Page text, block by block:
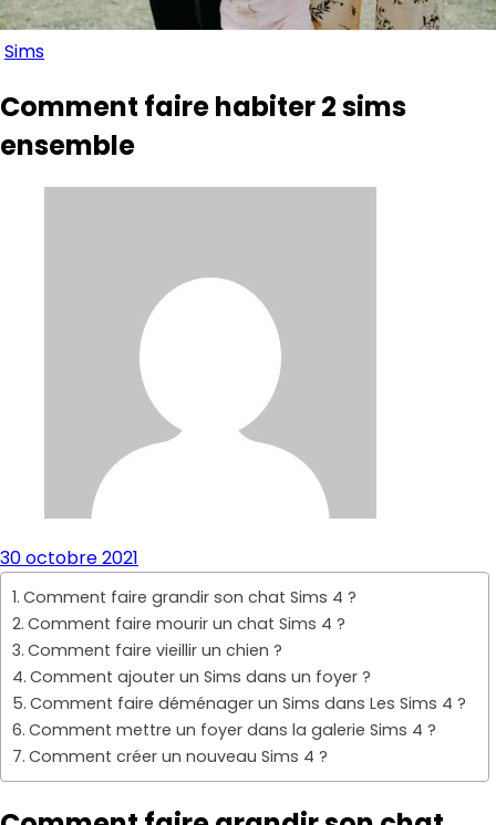
Sims
Comment faire habiter 2 sims
ensemble
30 octobre 2021
Comment faire grandir son chat Sims 4 ?
Comment faire mourir un chat Sims 4 ?
Comment faire vieillir un chien ?
Comment ajouter un Sims dans un foyer ?
Comment faire déménager un Sims dans Les Sims 4 ?
Comment mettre un foyer dans la galerie Sims 4 ?
Comment créer un nouveau Sims 4 ?